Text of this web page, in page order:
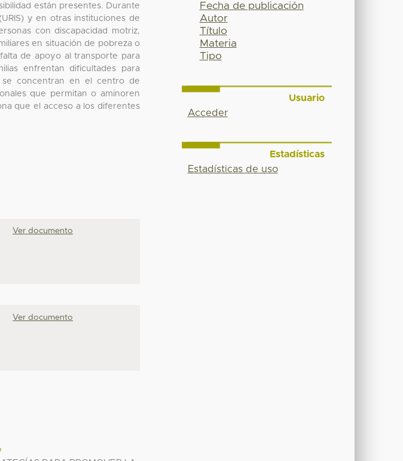
están presentes. Durante
y en otras instituciones de
con discapacidad motriz,
en situación de pobreza o
de apoyo al transporte para
enfrentan dificultades para
se concentran en el centro de
que permitan o aminoren
que el acceso a los diferentes
Ver documento
Ver documento
Fecha de publicación
Autor
Título
Materia
Tipo
Usuario
Acceder
Estadísticas
Estadísticas de uso